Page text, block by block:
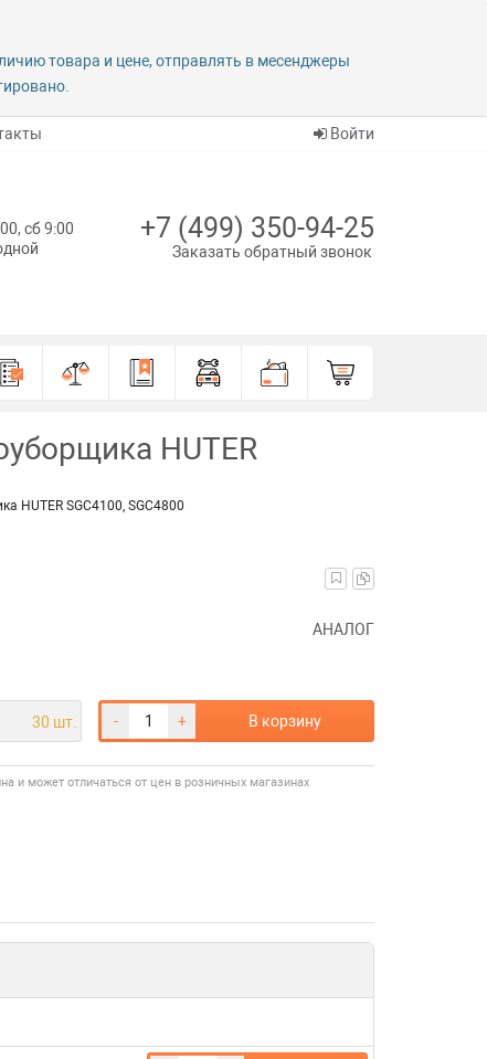
товара и цене, отправлять в месенджеры
Войти
сб 9:00
+7 (499) 350-94-25
Заказать обратный звонок
HUTER
HUTER SGC4100, SGC4800
АНАЛОГ
30 шт. - + В корзину
и может отличаться от цен в розничных магазинах